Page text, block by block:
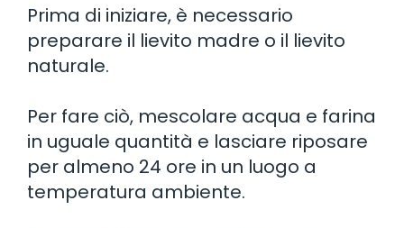
Prima di iniziare, è necessario
preparare il lievito madre o il lievito
naturale.
Per fare ciò, mescolare acqua e farina
in uguale quantità e lasciare riposare
per almeno 24 ore in un luogo a
temperatura ambiente.